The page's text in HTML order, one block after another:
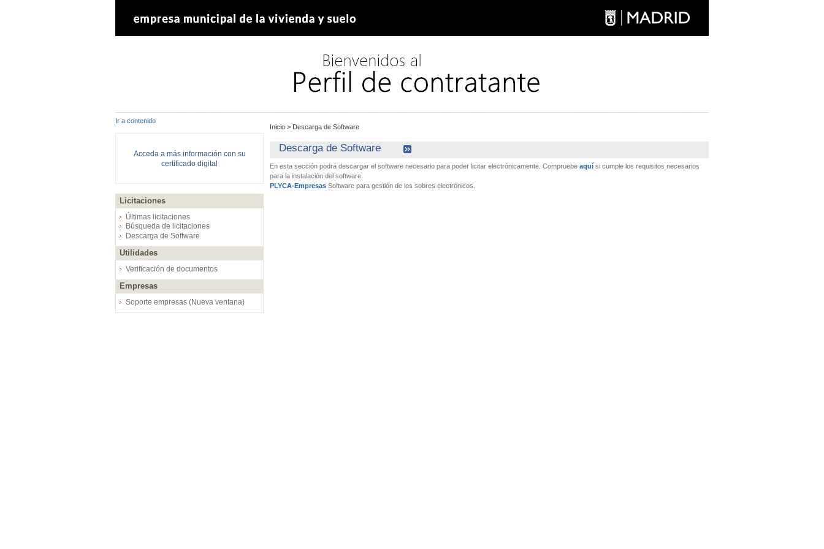
Ir a contenido
Acceda a más información con su
certificado digital
Licitaciones
Últimas licitaciones
Búsqueda de licitaciones
Descarga de Software
Utilidades
Verificación de documentos
Empresas
Soporte empresas (Nueva ventana)
Inicio > Descarga de Software
Descarga de Software
En esta sección podrá descargar el software necesario para poder licitar electrónicamente. Compruebe aquí si cumple los requisitos necesarios
para la instalación del software.
PLYCA-Empresas Software para gestión de los sobres electrónicos.